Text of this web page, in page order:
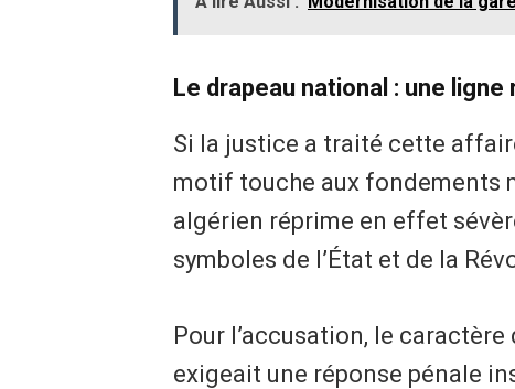
Le drapeau national : une ligne
Si la justice a traité cette
motif touche aux fondements
algérien réprime en effet
symboles de l’État et de la
Pour l’accusation, le
exigeait une réponse pénale